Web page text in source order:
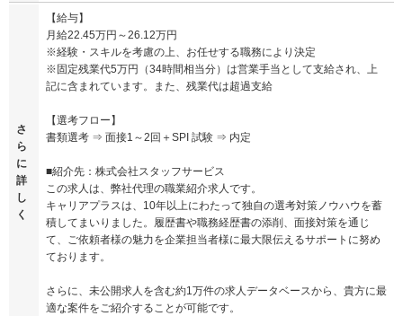
さ
ら
に
詳
し
く
【給与】
月給22.45万円～26.12万円
※経験・スキルを考慮の上、お任せする職務により決定
※固定残業代5万円（34時間相当分）は営業手当として支給され、上
記に含まれています。また、残業代は超過支給
【選考フロー】
書類選考 ⇒ 面接1～2回＋SPI 試験 ⇒ 内定
■紹介先：株式会社スタッフサービス
この求人は、弊社代理の職業紹介求人です。
キャリアプラスは、10年以上にわたって独自の選考対策ノウハウを蓄
積してまいりました。履歴書や職務経歴書の添削、面接対策を通じ
て、ご依頼者様の魅力を企業担当者様に最大限伝えるサポートに努め
ております。
さらに、未公開求人を含む約1万件の求人データベースから、貴方に最
適な案件をご紹介することが可能です。